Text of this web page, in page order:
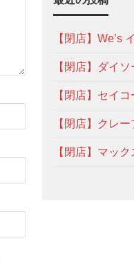
【閉店】We’s
【閉店】ダイ
【閉店】セイ
【閉店】クレ
【閉店】マッ